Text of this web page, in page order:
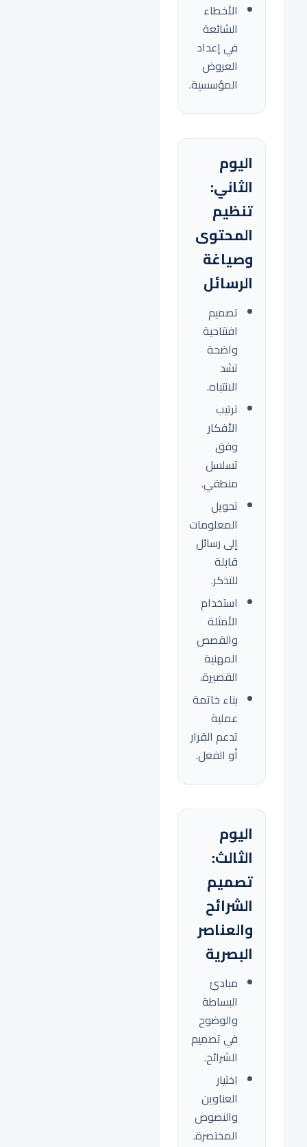
الأخطاء
الشائعة
في إعداد
العروض
المؤسسية.
اليوم
الثاني:
تنظيم
المحتوى
وصياغة
الرسائل
تصميم
افتتاحية
واضحة
تشد
الانتباه.
ترتيب
الأفكار
وفق
تسلسل
منطقي.
تحويل
المعلومات
إلى رسائل
قابلة
للتذكر.
استخدام
الأمثلة
والقصص
المهنية
القصيرة.
بناء خاتمة
عملية
تدعم القرار
أو الفعل.
اليوم
الثالث:
تصميم
الشرائح
والعناصر
البصرية
مبادئ
البساطة
والوضوح
في تصميم
الشرائح.
اختيار
العناوين
والنصوص
المختصرة.